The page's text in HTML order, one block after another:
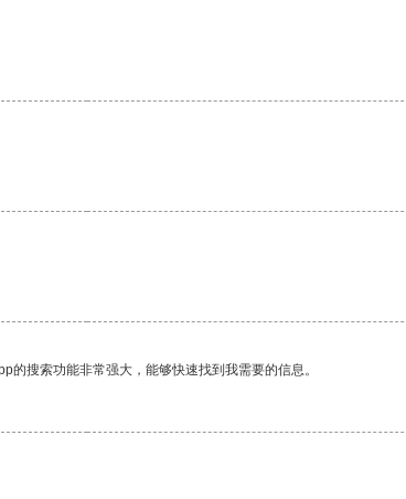
搜索功能非常强大，能够快速找到我需要的信息。